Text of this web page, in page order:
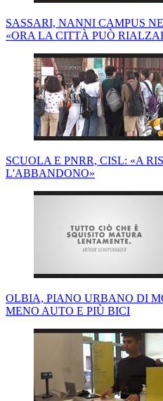
SASSARI, NANNI CAMPUS
«ORA LA CITTÀ PUÒ
SCUOLA E PNRR, CISL: «A
L'ABBANDONO»
OLBIA, PIANO URBANO DI
MENO AUTO E PIÙ BICI